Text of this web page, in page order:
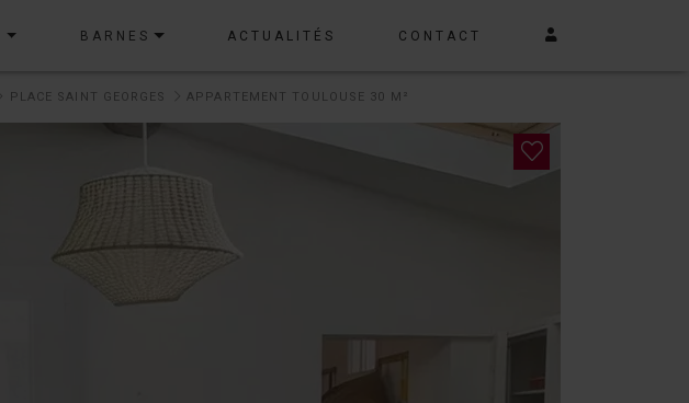
BARNES ACTUALITÉS CONTACT
PLACE SAINT GEORGES APPARTEMENT TOULOUSE 30 M²